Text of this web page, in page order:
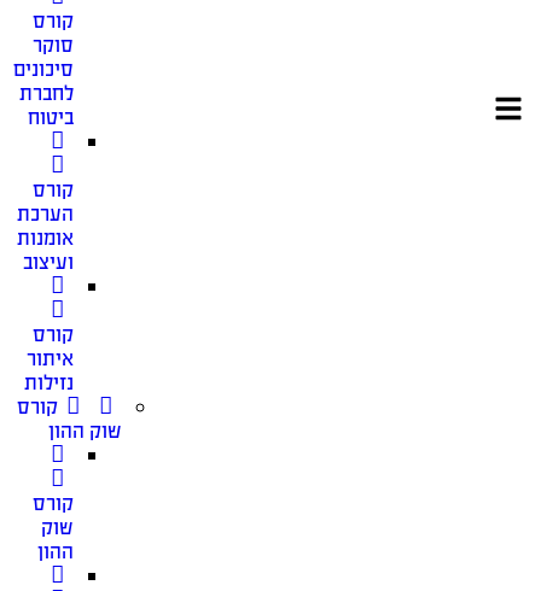
קורס
סוקר
סיכונים
לחברת
ביטוח
קורס
הערכת
אומנות
ועיצוב
קורס
איתור
נזילות
קורס
שוק ההון
קורס
שוק
ההון